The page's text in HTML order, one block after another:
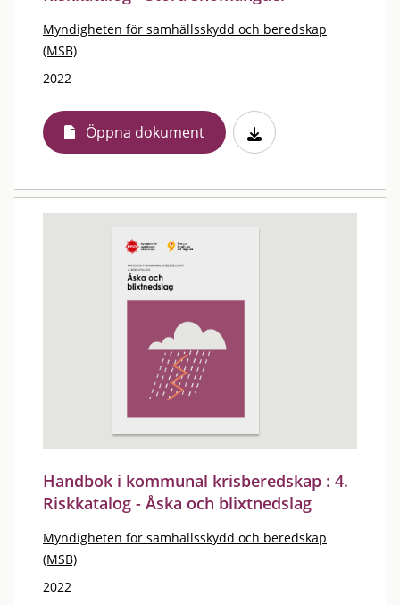
Myndigheten för samhällsskydd och beredskap
(MSB)
2022
Öppna dokument
Handbok i kommunal krisberedskap : 4.
Riskkatalog - Åska och blixtnedslag
Myndigheten för samhällsskydd och beredskap
(MSB)
2022